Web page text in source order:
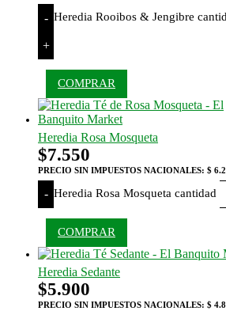
- Heredia Rooibos & Jengibre
+
COMPRAR
Heredia Rosa Mosqueta
$7.550
PRECIO SIN IMPUESTOS NACIONALES: $
- Heredia Rosa Mosqueta cantidad
COMPRAR
Heredia Sedante
$5.900
PRECIO SIN IMPUESTOS NACIONALES: $